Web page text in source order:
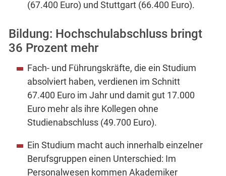
(67.400 Euro) und Stuttgart (66.400 Euro).
Bildung: Hochschulabschluss bringt
36 Prozent mehr
Fach- und Führungskräfte, die ein Studium
absolviert haben, verdienen im Schnitt
67.400 Euro im Jahr und damit gut 17.000
Euro mehr als ihre Kollegen ohne
Studienabschluss (49.700 Euro).
Ein Studium macht auch innerhalb einzelner
Berufsgruppen einen Unterschied: Im
Personalwesen kommen Akademiker